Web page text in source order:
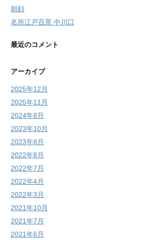
朝顔
名所江戸百景 中川口
最近のコメント
アーカイブ
2025年12月
2025年11月
2024年8月
2023年10月
2023年8月
2022年8月
2022年7月
2022年4月
2022年3月
2021年10月
2021年7月
2021年6月